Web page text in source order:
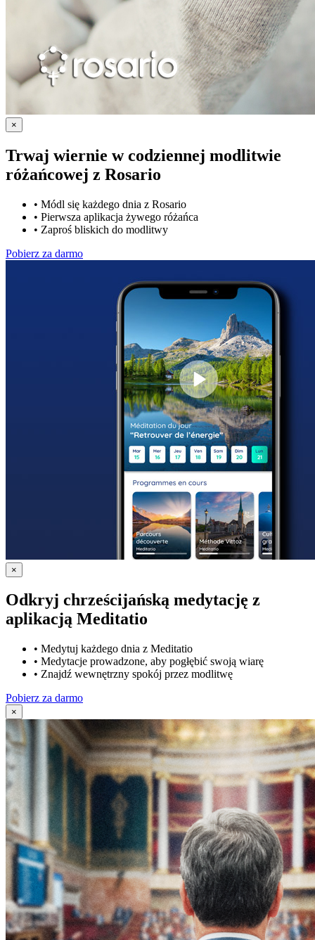
×
Trwaj wiernie w codziennej modlitwie
różańcowej z Rosario
• Módl się każdego dnia z Rosario
• Pierwsza aplikacja żywego różańca
• Zaproś bliskich do modlitwy
Pobierz za darmo
×
Odkryj chrześcijańską medytację z
aplikacją Meditatio
• Medytuj każdego dnia z Meditatio
• Medytacje prowadzone, aby pogłębić swoją wiarę
• Znajdź wewnętrzny spokój przez modlitwę
Pobierz za darmo
×